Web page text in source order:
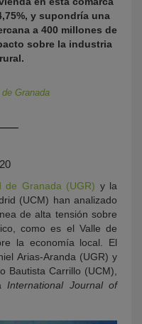
y supondría una
a 400 millones de
sobre la industria
Granada
de Granada (UGR) y la
(UCM) han analizado
de alta tensión sobre
como es el Valle de
la economía local. El
Arias-Aranda (UGR) y
Bautista Carrillo (UCM),
International Journal of